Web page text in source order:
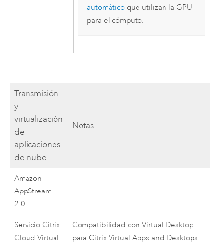
automáticoque utilizan la GPU
para el cómputo.
Transmisión
y
virtualización
de
aplicaciones
de nube
Notas
Amazon
AppStream
2.0
Servicio Citrix
Cloud Virtual
Compatibilidad con Virtual Desktop
para Citrix Virtual Apps and Desktops